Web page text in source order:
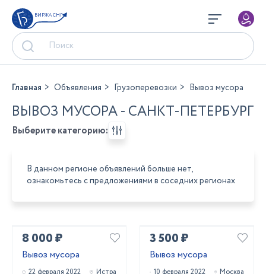
БИРЖА СНГ
Главная Объявления Грузоперевозки Вывоз мусора
ВЫВОЗ МУСОРА - САНКТ-ПЕТЕРБУРГ
Выберите категорию:
В данном регионе объявлений больше нет,
ознакомьтесь с предложениями в соседних регионах
8 000 ₽
Вывоз мусора
22 февраля 2022 Истра
3 500 ₽
Вывоз мусора
10 февраля 2022 Москва